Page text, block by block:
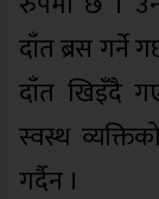
दाँत ब्रस गर्ने
दाँत खिइँदै
स्वस्थ
गर्दैन ।